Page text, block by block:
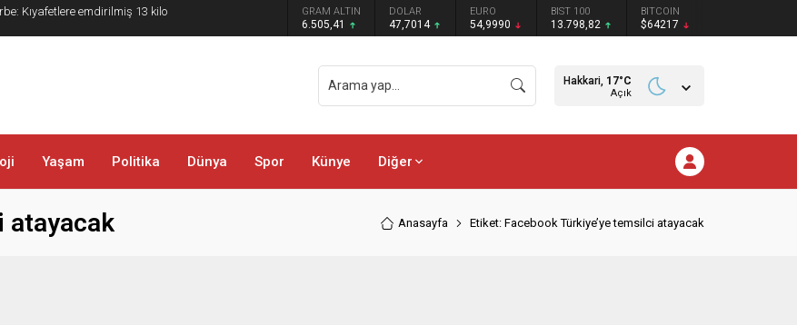
Kıyafetlere emdirilmiş 13 kilo
GRAM ALTIN
6.505,41
DOLAR
47,7014
EURO
54,9990
BIST 100
13.798,82
BITCOIN
$64217
Hakkari, 17°C
Açık
Yaşam Politika Dünya Spor Künye Diğer
atayacak Anasayfa Etiket: Facebook Türkiye’ye temsilci atayacak